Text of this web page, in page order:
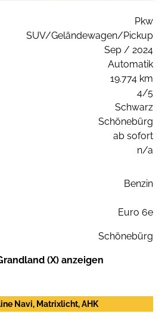
Pkw
SUV/Geländewagen/Pickup
Sep / 2024
Automatik
19.774 km
4/5
Schwarz
Schönebürg
ab sofort
n/a
Benzin
Euro 6e
Schönebürg
(X) anzeigen
Navi, Matrixlicht, AHK